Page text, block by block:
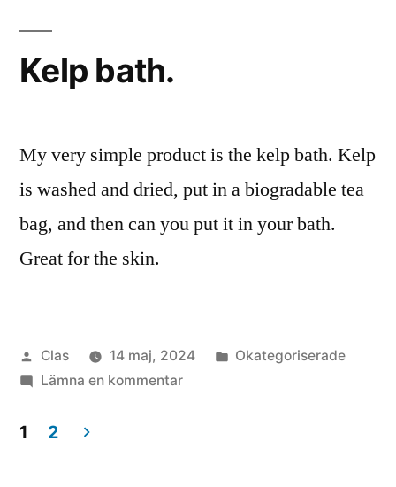
Kelp bath.
My very simple product is the kelp bath. Kelp
is washed and dried, put in a biogradable tea
bag, and then can you put it in your bath.
Great for the skin.
Publicerat
av
Clas 14 maj, 2024
Publicerat
Okategoriserade
Lämna en kommentartill
1 2